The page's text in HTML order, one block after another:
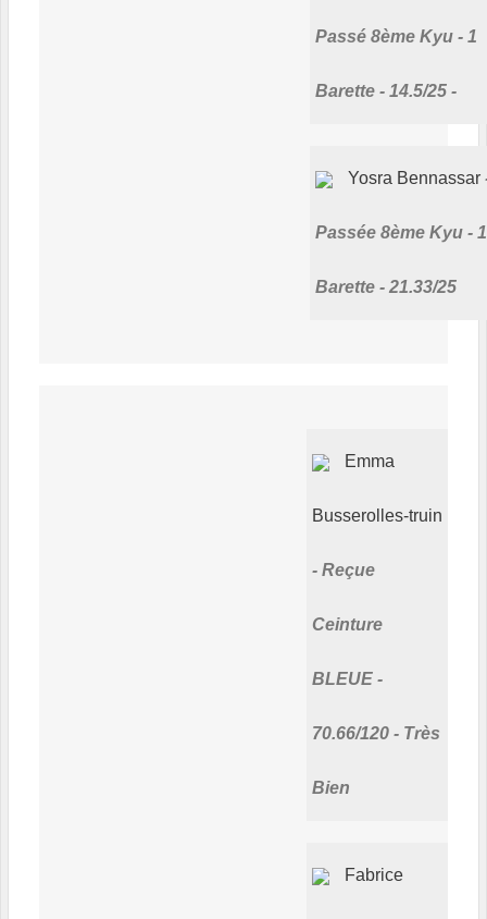
Passé 8ème Kyu - 1
Barette - 14.5/25 -
Yosra Bennassar
Passée 8ème Kyu - 1
Barette - 21.33/25
Emma
Busserolles-truin
Reçue
Ceinture
BLEUE -
70.66/120 - Très
Bien
Fabrice